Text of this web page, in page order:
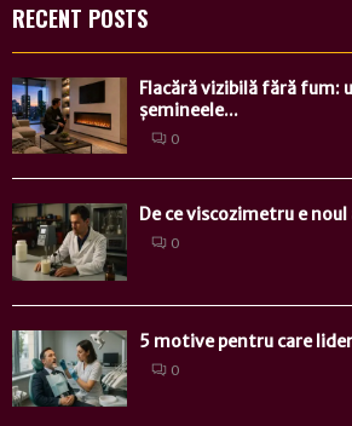
RECENT POSTS
Flacără vizibilă fără fum:
șemineele...
0
De ce viscozimetru e
0
5 motive pentru care
0